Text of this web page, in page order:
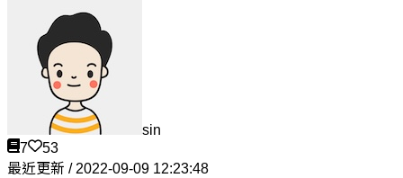
sin
7
53
最近更新 / 2022-09-09 12:23:48